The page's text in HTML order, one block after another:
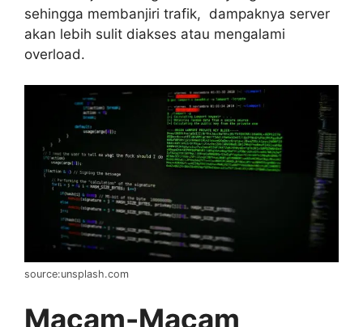
sehingga membanjiri trafik, dampaknya server
akan lebih sulit diakses atau mengalami
overload.
source:unsplash.com
Macam-Macam